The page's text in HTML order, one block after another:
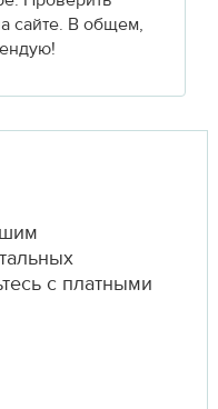
сайте. В общем,
с платными